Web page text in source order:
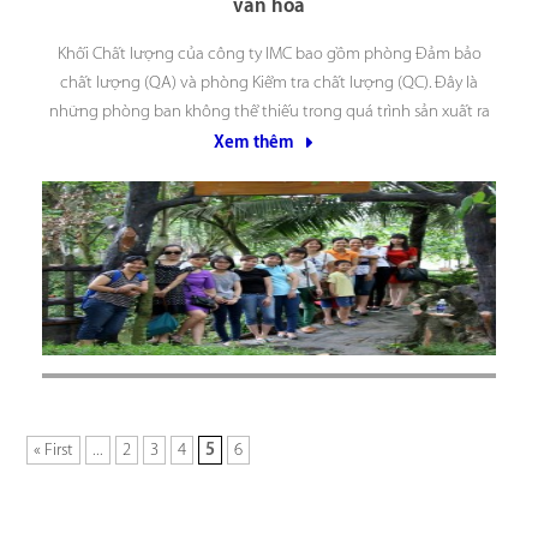
văn hóa
Khối Chất lượng của công ty IMC bao gồm phòng Đảm bảo
chất lượng (QA) và phòng Kiểm tra chất lượng (QC). Đây là
những phòng ban không thể thiếu trong quá trình sản xuất ra
các sản phẩm thực phẩm chức năng nói chung và trong từng
Xem thêm
« First ... 2 3 4 5 6